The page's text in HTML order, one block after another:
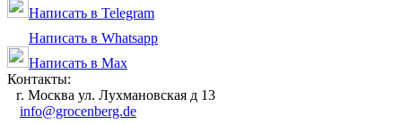
Написать в Telegram
Написать в Whatsapp
Написать в Max
Контакты:
г. Москва ул. Лухмановская д 13
info@grocenberg.de